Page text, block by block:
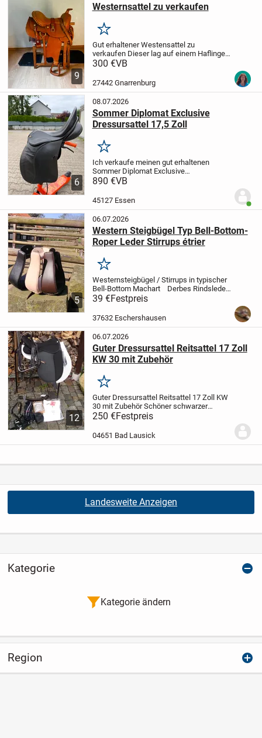
9
Westernsattel zu verkaufen
Merken
Gut erhaltener Westensattel zu
verkaufen Dieser lag auf einem Haflinger
mit kurzem Rücken, Maße sind bei den
dabei,Kinderfender 20€,
20€, schwarzes...
300 €VB
27442 Gnarrenburg
6
08.07.2026
Sommer Diplomat Exclusive
Dressursattel 17,5 Zoll
Merken
Ich verkaufe meinen gut erhaltenen
Sommer Diplomat Exclusive
Dressursattel in 17,5 Zoll.
gebrauchten Zustand. Das Leder wurde
890 €VB
45127 Essen
5
06.07.2026
Western Steigbügel Typ Bell-Bottom-
Roper Leder Stirrups étrier
Merken
Westernsteigbügel / Stirrups in typischer
Bell-Bottom Machart
Derbes Rindsleder
traditionell geschnürt. Die Stirrups sind so
gearbeitet, dass auch der Fuß eines
Mitteleuropäers samt Stiefel...
39 €Festpreis
37632 Eschershausen
12
06.07.2026
Guter Dressursattel Reitsattel 17 Zoll
KW 30 mit Zubehör
Merken
Guter Dressursattel Reitsattel 17 Zoll KW
30 mit ZubehörSchöner schwarzer
Dressursattel Sitzgröße 17 Zoll mit 30er
Kammerweite, mit selber wechselbarem
Kopfeisen, Hersteller Daslö bei Tattini,...
250 €Festpreis
04651 Bad Lausick
Landesweite Anzeigen
Kategorie
Kategorie ändern
Region